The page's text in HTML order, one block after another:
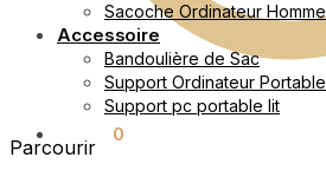
0
Sacoche Ordinateur Homme
Accessoire
Bandoulière de Sac
Support Ordinateur Portable
Support pc portable lit
Parcourir